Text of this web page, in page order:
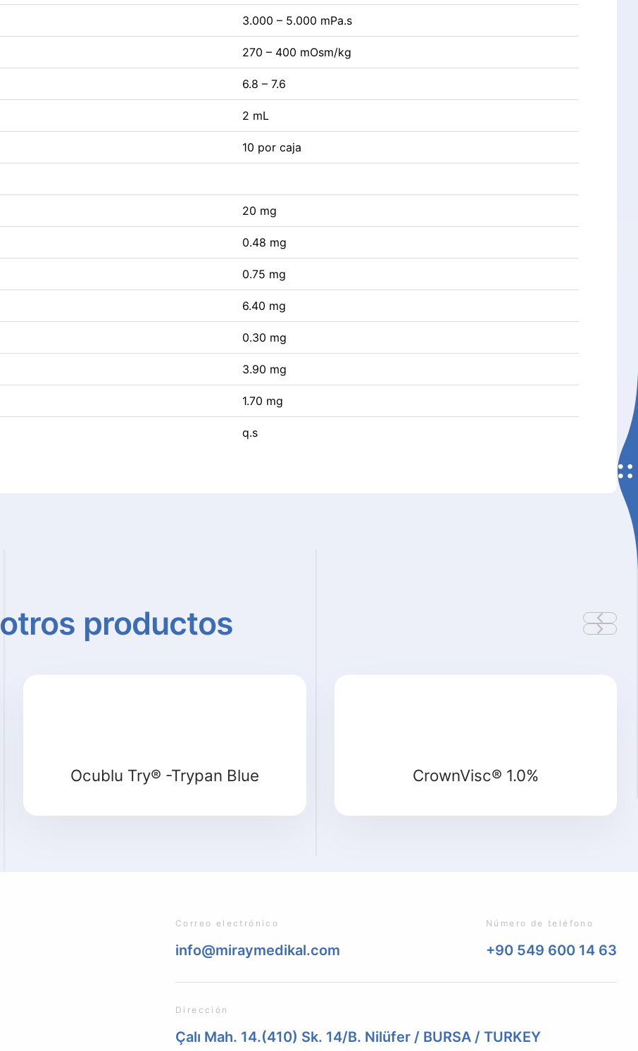
3.000 – 5.000 mPa.s
270 – 400 mOsm/kg
6.8 – 7.6
2 mL
10 por caja
20 mg
0.48 mg
0.75 mg
6.40 mg
0.30 mg
3.90 mg
1.70 mg
q.s
otros productos
Detalle
Ocublu Try® -Trypan Blue CrownVisc® 1.0%
Correo electrónico
info@miraymedikal.com
Número de teléfono
+90 549 600 14 63
Dirección
Çalı Mah. 14.(410) Sk. 14/B. Nilüfer / BURSA / TURKEY